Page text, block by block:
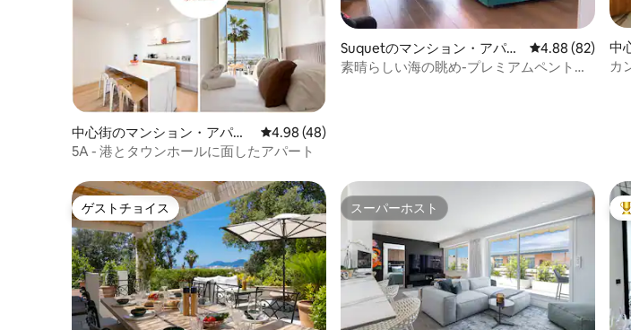
中心街のマンション・アパー
ト
レビュー48件、5つ星中4.98つ星の平均評価
4.98 (48)
5A - 港とタウンホールに面したアパート
Suquetのマンション・アパー
ト
レビュー82件、
4.88 (82)
素晴らしい海の眺め-プレミアムペントハ
中
カ
ゲストチョイス
ゲストチョイス スーパーホスト
スーパーホスト